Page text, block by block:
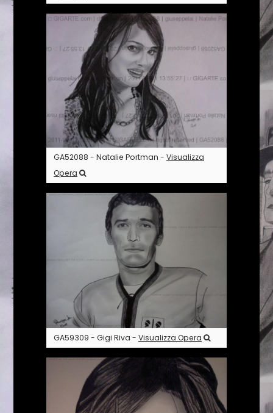
GA52088 - Natalie Portman - Visualizza
Opera
GA59309 - Gigi Riva - Visualizza Opera